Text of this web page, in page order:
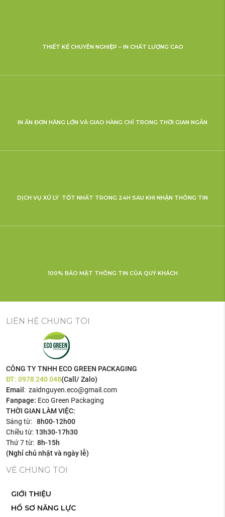
THIẾT KẾ CHUYÊN NGHIỆP – IN CHẤT LƯỢNG CAO
IN ẤN ĐƠN HÀNG LỚN VÀ GIAO HÀNG CHỈ TRONG THỜI GIAN NGẮN
DỊCH VỤ XỬ LÝ TỐT NHẤT TRONG 24H SAU KHI NHẬN THÔNG TIN
100% BẢO MẬT THÔNG TIN CỦA QUÝ KHÁCH
LIÊN HỆ CHÚNG TÔI
CÔNG TY TNHH ECO GREEN PACKAGING
ĐT:0978 240 048(Call/ Zalo)
Email : zaidnguyen.eco@gmail.com
Fanpage: Eco Green Packaging
THỜI GIAN LÀM VIỆC:
Sáng từ:8h00-12h00
Chiều từ: 13h30-17h30
Thứ 7 từ:8h-15h
(Nghỉ chủ nhật và ngày lễ)
VỀ CHÚNG TÔI
GIỚI THIỆU
HỒ SƠ NĂNG LỰC